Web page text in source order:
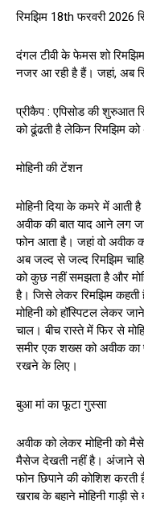
रिमझिम 18th फरवरी
दंगल टीवी के फेमस शो रिमझिम
नजर आ रही है हैं। जहां, अब
प्रीकैप : एपिसोड की शुरुआत
को ढूंढती है लेकिन रिमझिम
मोहिनी की टेंशन
मोहिनी दिया के कमरे में आती
अवीक की बात याद आने लग
फोन आता है। जहां वो अवीक
अब जल्द से जल्द रिमझिम
को कुछ नहीं समझता है और
है। जिसे लेकर रिमझिम कहती
मोहिनी को हॉस्पिटल लेकर
चाल। बीच रास्ते में फिर से
समीर एक शख्स को अवीक का
रखने के लिए।
बुआ मां का फूटा गुस्सा
अवीक को लेकर मोहिनी को
मैसेज देखती नहीं है। अंजाने से
फोन छिपाने की कोशिश
खराब के बहाने मोहिनी गाड़ी